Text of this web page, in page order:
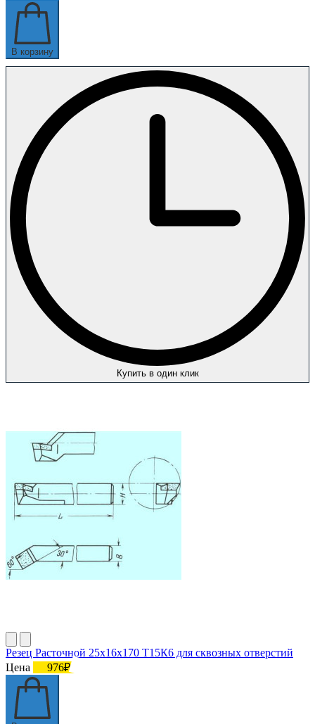
В корзину
Купить в один клик
Резец Расточной 25х16х170 Т15К6 для сквозных отверстий
Цена
976₽